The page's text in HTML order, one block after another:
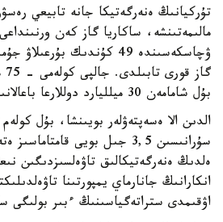
تۇركيانىڭ ەنەرگەتيكا جانە تابيعي
ۋچاسكەسىندە 49 كۇندىك
بۇل شامامەن 30 ميلليارد دوللارعا باعالانىپ وتىر.
الدىن الا ەسەپتەۋلەر بويىنشا، بۇل
سۇرانىسىن 3,5 جىل بويى
ەلدىڭ ەنەرگەتيكالىق تاۋەلسىزدىگىن
انكارانىڭ جانارماي يمپورتىنا
اۋقىمدى ستراتەگياسىنىڭ ءبىر بولىگى